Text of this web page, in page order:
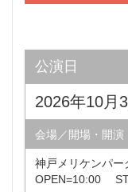
公演日
2026年10月
会場／開場・開演
神戸メリケンパー
OPEN=10:00